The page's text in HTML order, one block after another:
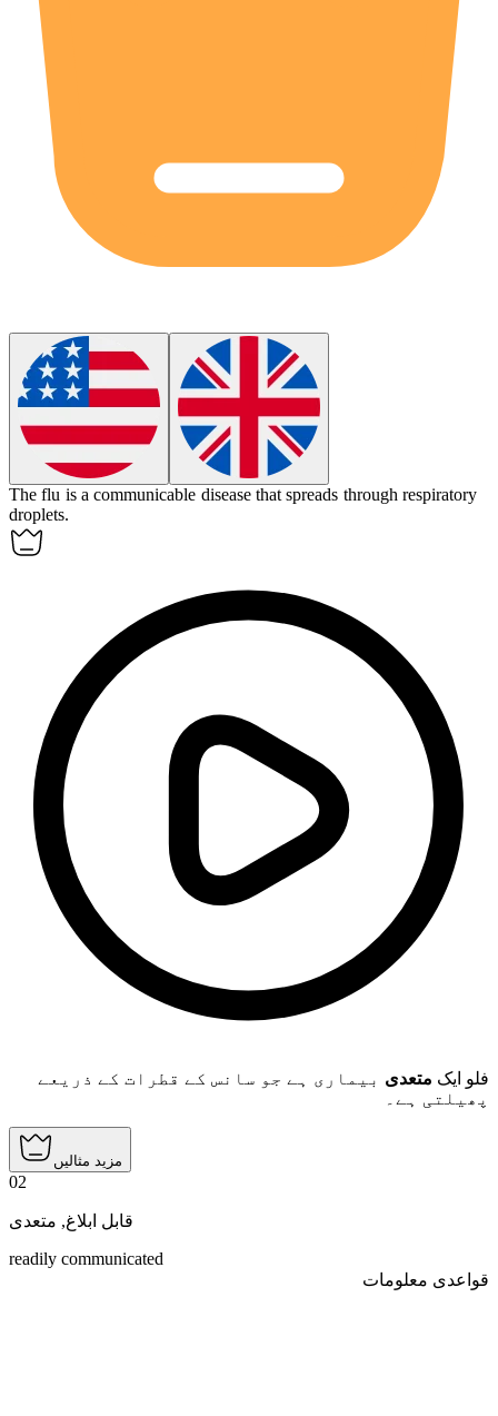
The flu is a communicable disease that spreads through respiratory
droplets.
فلو ایک متعدی بیماری ہے جو سانس کے قطرات کے ذریعے
پھیلتی ہے۔
مزید مثالیں
02
قابل ابلاغ, متعدی
readily communicated
قواعدی معلومات